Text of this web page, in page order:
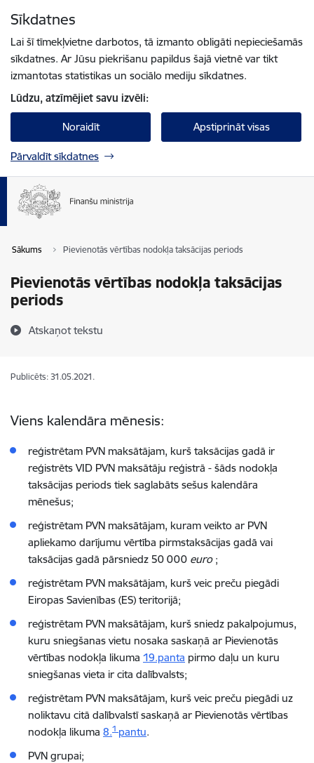
Sīkdatnes
Lai šī tīmekļvietne darbotos, tā izmanto obligāti nepieciešamās
sīkdatnes. Ar Jūsu piekrišanu papildus šajā vietnē var tikt
izmantotas statistikas un sociālo mediju sīkdatnes.
Lūdzu, atzīmējiet savu izvēli:
Noraidīt Apstiprināt visas
Pārvaldīt sīkdatnes
Sākums Pievienotās vērtības nodokļa taksācijas periods
Pievienotās vērtības nodokļa taksācijas
periods
Atskaņot tekstu
Publicēts: 31.05.2021.
Viens kalendāra mēnesis:
reģistrētam PVN maksātājam, kurš taksācijas gadā ir
reģistrēts VID PVN maksātāju reģistrā - šāds nodokļa
taksācijas periods tiek saglabāts sešus kalendāra
mēnešus;
reģistrētam PVN maksātājam, kuram veikto ar PVN
apliekamo darījumu vērtība pirmstaksācijas gadā vai
taksācijas gadā pārsniedz 50 000 euro ;
reģistrētam PVN maksātājam, kurš veic preču piegādi
Eiropas Savienības (ES) teritorijā;
reģistrētam PVN maksātājam, kurš sniedz pakalpojumus,
kuru sniegšanas vietu nosaka saskaņā ar Pievienotās
vērtības nodokļa likuma 19.panta pirmo daļu un kuru
sniegšanas vieta ir cita dalībvalsts;
reģistrētam PVN maksātājam, kurš veic preču piegādi uz
noliktavu citā dalībvalstī saskaņā ar Pievienotās vērtības
nodokļa likuma 8.1 pantu.
PVN grupai;